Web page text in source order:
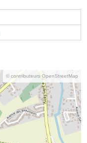
© contributeurs OpenStreetMap